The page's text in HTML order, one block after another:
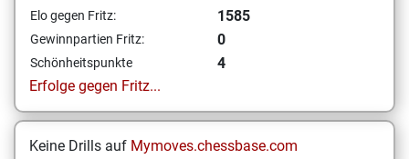
Elo gegen Fritz: 1585
Gewinnpartien Fritz: 0
Schönheitspunkte
4
Erfolge gegen Fritz...
Keine Drills auf Mymoves.chessbase.com